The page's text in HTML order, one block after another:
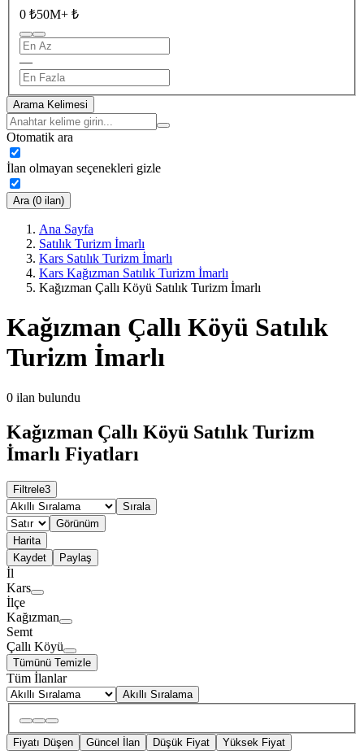
0 ₺50M+ ₺
—
Arama Kelimesi
Otomatik ara
İlan olmayan seçenekleri gizle
Ara (0 ilan)
Ana Sayfa
Satılık Turizm İmarlı
Kars Satılık Turizm İmarlı
Kars Kağızman Satılık Turizm İmarlı
Kağızman Çallı Köyü Satılık Turizm İmarlı
Kağızman Çallı Köyü Satılık
Turizm İmarlı
0 ilan bulundu
Kağızman Çallı Köyü Satılık Turizm
İmarlı Fiyatları
Filtrele3
Sırala
Görünüm
Harita
Kaydet
Paylaş
İl
Kars
İlçe
Kağızman
Semt
Çallı Köyü
Tümünü Temizle
Tüm İlanlar
Akıllı Sıralama
Fiyatı Düşen Güncel İlan Düşük Fiyat Yüksek Fiyat